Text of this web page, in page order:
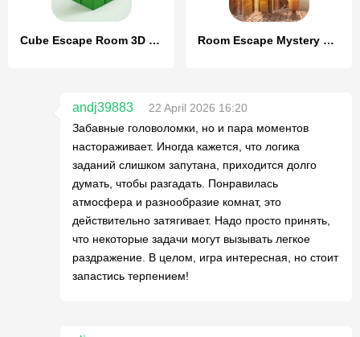
Cube Escape Room 3D Puzzle Room Escape Mystery Quest
andj39883
22 April 2026 16:20
Забавные головоломки, но и пара моментов
настораживает. Иногда кажется, что логика
заданий слишком запутана, приходится долго
думать, чтобы разгадать. Понравилась
атмосфера и разнообразие комнат, это
действительно затягивает. Надо просто принять,
что некоторые задачи могут вызывать легкое
раздражение. В целом, игра интересная, но стоит
запастись терпением!